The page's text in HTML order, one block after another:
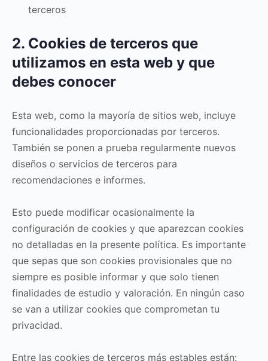
terceros
2. Cookies de terceros que
utilizamos en esta web y que
debes conocer
Esta web, como la mayoría de sitios web, incluye
funcionalidades proporcionadas por terceros.
También se ponen a prueba regularmente nuevos
diseños o servicios de terceros para
recomendaciones e informes.
Esto puede modificar ocasionalmente la
configuración de cookies y que aparezcan cookies
no detalladas en la presente política. Es importante
que sepas que son cookies provisionales que no
siempre es posible informar y que solo tienen
finalidades de estudio y valoración. En ningún caso
se van a utilizar cookies que comprometan tu
privacidad.
Entre las cookies de terceros más estables están: